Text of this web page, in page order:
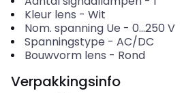
Kleur lens - Wit
Nom. spanning Ue - 0...250 V
Spanningstype - AC/DC
Bouwvorm lens - Rond
Verpakkingsinfo